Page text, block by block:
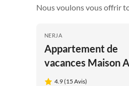
Nous voulons vous offrir
NERJA
Appartement de
vacances Maison
4.9 (15 Avis)